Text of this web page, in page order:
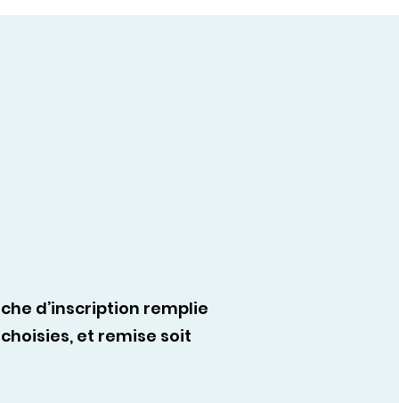
d’inscription remplie
et remise soit